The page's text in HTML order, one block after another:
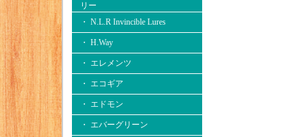
リー
・ N.L.R Invincible Lures
・ H.Way
・ エレメンツ
・ エコギア
・ エドモン
・ エバーグリーン